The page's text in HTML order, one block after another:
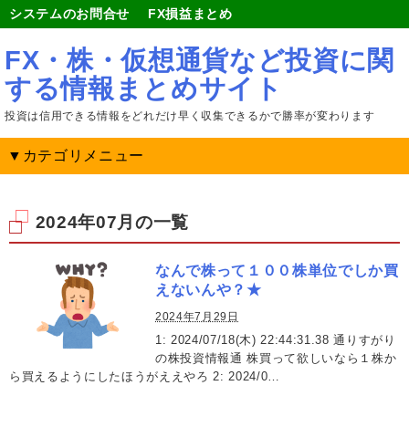
システムのお問合せ FX損益まとめ
FX・株・仮想通貨など投資に関
する情報まとめサイト
投資は信用できる情報をどれだけ早く収集できるかで勝率が変わります
▼カテゴリメニュー
2024年07月の一覧
なんで株って１００株単位でしか買
えないんや？★
2024年7月29日
1: 2024/07/18(木) 22:44:31.38 通りすがり
の株投資情報通 株買って欲しいなら１株か
ら買えるようにしたほうがええやろ 2: 2024/0…